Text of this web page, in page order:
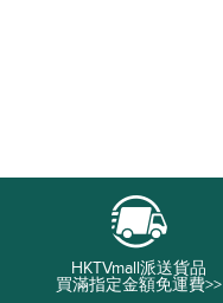
HKTVmall派送貨品
買滿指定金額免運費>>